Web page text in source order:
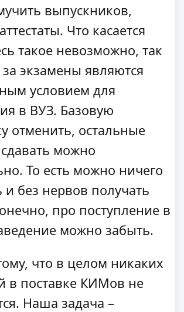
выпускников,
Что касается
такое невозможно, так
экзамены являются
условием для
в ВУЗ. Базовую
отменить, остальные
можно
То есть можно ничего
и без нервов получать
про поступление в
можно забыть.
что в целом никаких
в поставке КИМов не
Наша задача –